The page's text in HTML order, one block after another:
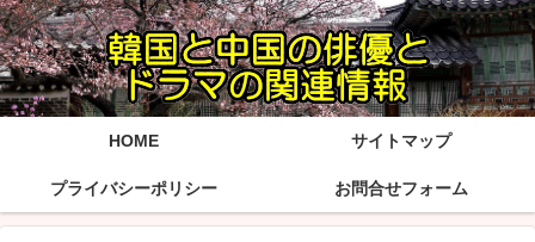
HOME サイトマップ
プライバシーポリシー お問合せフォーム